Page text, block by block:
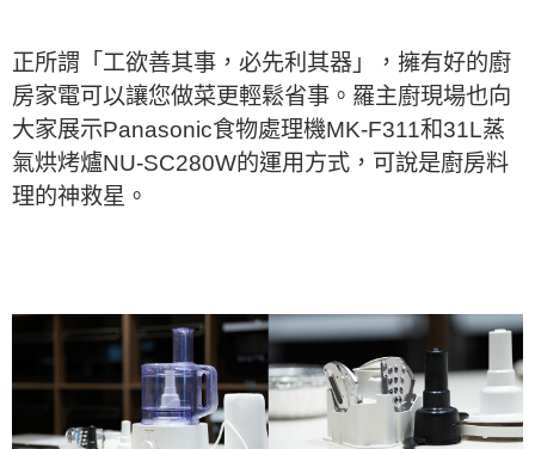
正所謂「工欲善其事，必先利其器」，擁有好的廚
房家電可以讓您做菜更輕鬆省事。羅主廚現場也向
大家展示Panasonic食物處理機MK-F311和31L蒸
氣烘烤爐NU-SC280W的運用方式，可說是廚房料
理的神救星。